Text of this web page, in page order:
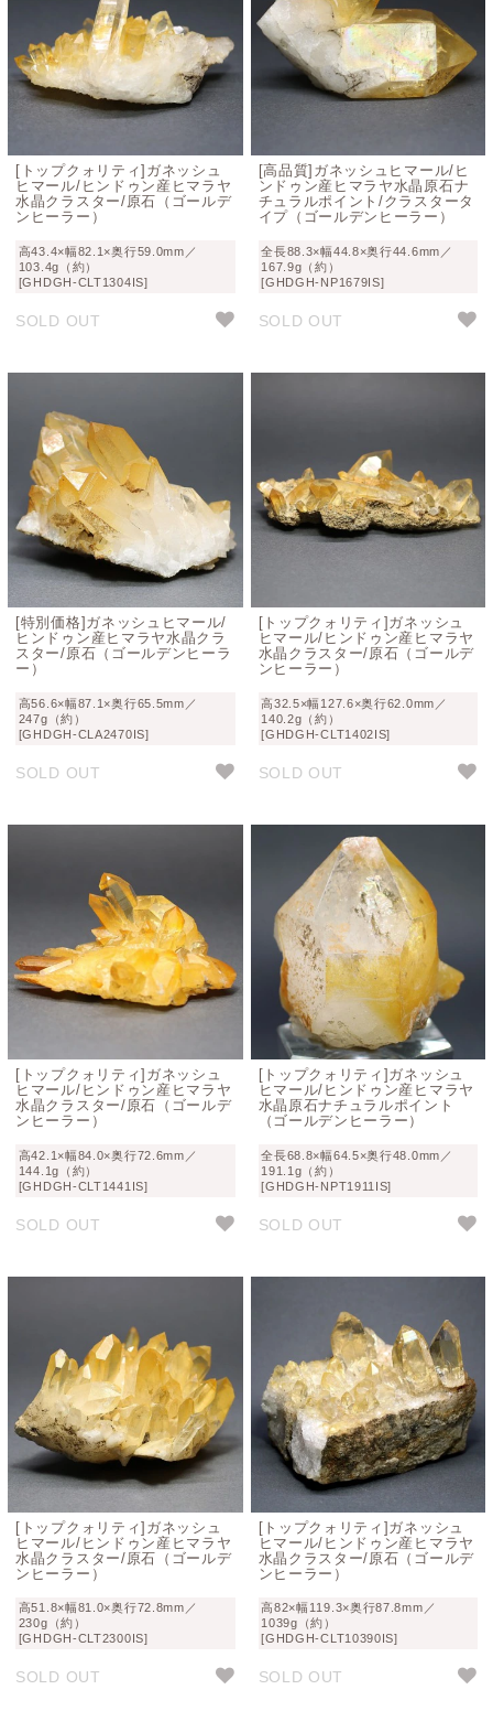
[トップクォリティ]ガネッシュ
ヒマール/ヒンドゥン産ヒマラヤ
水晶クラスター/原石（ゴールデ
ンヒーラー）
高43.4×幅82.1×奥行59.0mm／
103.4g（約）
[GHDGH-CLT1304IS]
SOLD OUT
[高品質]ガネッシュヒマール/ヒ
ンドゥン産ヒマラヤ水晶原石ナ
チュラルポイント/クラスタータ
イプ（ゴールデンヒーラー）
全長88.3×幅44.8×奥行44.6mm／
167.9g（約）
[GHDGH-NP1679IS]
SOLD OUT
[特別価格]ガネッシュヒマール/
ヒンドゥン産ヒマラヤ水晶クラ
スター/原石（ゴールデンヒーラ
ー）
高56.6×幅87.1×奥行65.5mm／
247g（約）
[GHDGH-CLA2470IS]
SOLD OUT
[トップクォリティ]ガネッシュ
ヒマール/ヒンドゥン産ヒマラヤ
水晶クラスター/原石（ゴールデ
ンヒーラー）
高32.5×幅127.6×奥行62.0mm／
140.2g（約）
[GHDGH-CLT1402IS]
SOLD OUT
[トップクォリティ]ガネッシュ
ヒマール/ヒンドゥン産ヒマラヤ
水晶クラスター/原石（ゴールデ
ンヒーラー）
高42.1×幅84.0×奥行72.6mm／
144.1g（約）
[GHDGH-CLT1441IS]
SOLD OUT
[トップクォリティ]ガネッシュ
ヒマール/ヒンドゥン産ヒマラヤ
水晶原石ナチュラルポイント
（ゴールデンヒーラー）
全長68.8×幅64.5×奥行48.0mm／
191.1g（約）
[GHDGH-NPT1911IS]
SOLD OUT
[トップクォリティ]ガネッシュ
ヒマール/ヒンドゥン産ヒマラヤ
水晶クラスター/原石（ゴールデ
ンヒーラー）
高51.8×幅81.0×奥行72.8mm／
230g（約）
[GHDGH-CLT2300IS]
SOLD OUT
[トップクォリティ]ガネッシュ
ヒマール/ヒンドゥン産ヒマラヤ
水晶クラスター/原石（ゴールデ
ンヒーラー）
高82×幅119.3×奥行87.8mm／
1039g（約）
[GHDGH-CLT10390IS]
SOLD OUT